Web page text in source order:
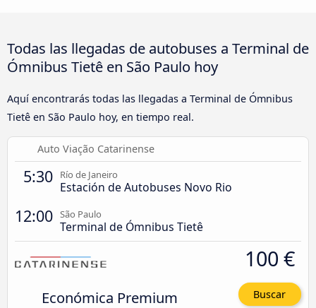
Todas las llegadas de autobuses a Terminal de
Ómnibus Tietê en São Paulo hoy
Aquí encontrarás todas las llegadas a Terminal de Ómnibus
Tietê en São Paulo hoy, en tiempo real.
Auto Viação Catarinense
5:30 Río de Janeiro
Estación de Autobuses Novo Rio
12:00 São Paulo
Terminal de Ómnibus Tietê
Económica Premium
100 €
Buscar